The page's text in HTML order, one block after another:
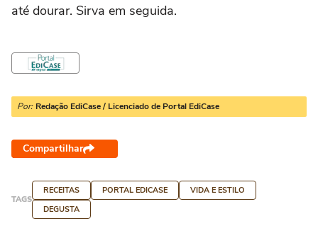
até dourar. Sirva em seguida.
Por: Redação EdiCase / Licenciado de Portal EdiCase
Compartilhar
TAGS
RECEITAS PORTAL EDICASE
VIDA E ESTILO
DEGUSTA